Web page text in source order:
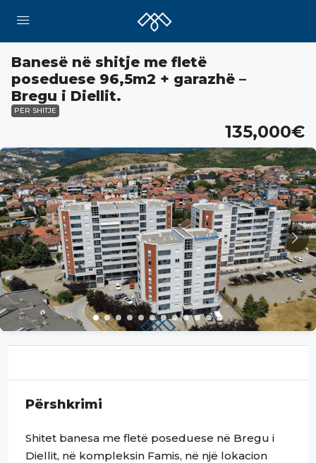
Banesë në shitje me fletë
poseduese 96,5m2 + garazhë –
Bregu i Diellit.
PËR SHITJE
135,000€
Përshkrimi
Shitet banesa me fletë poseduese në Bregu i
Diellit, në kompleksin Famis, në një lokacion